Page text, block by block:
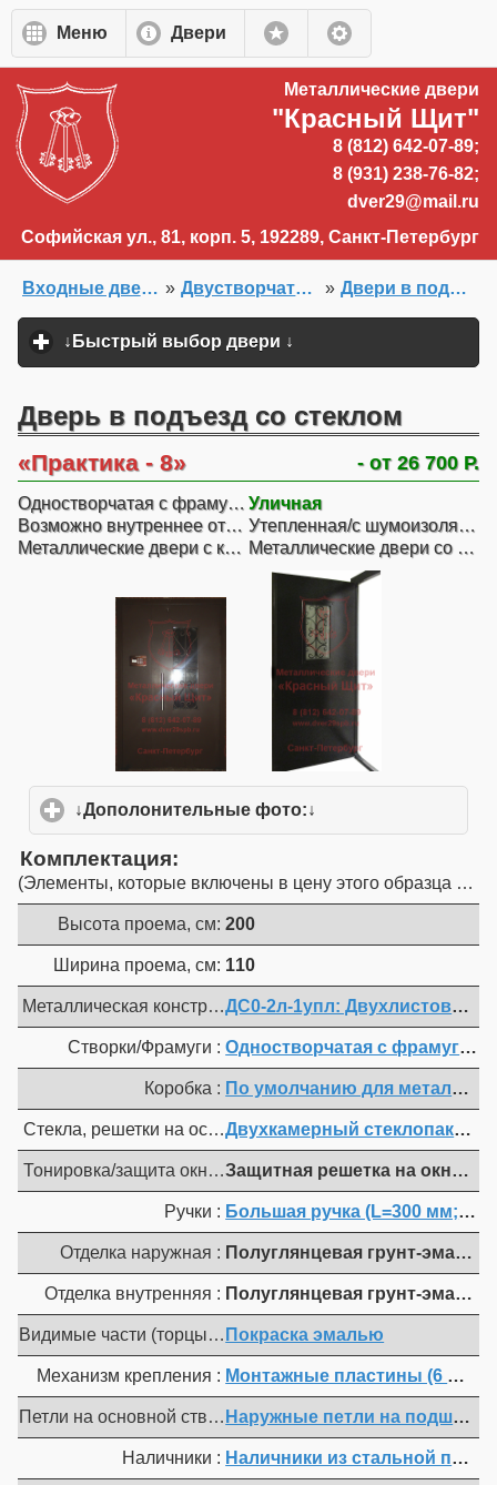
Перейти к основному содержанию
Меню
Двери
Металлические двери
"Красный Щит"
8 (812) 642-07-89;
8 (931) 238-76-82;
dver29@mail.ru
Софийская ул., 81, корп. 5, 192289, Санкт-Петербург
Двери в подъезд с домофоном
»
Двустворчатые распашные двери
»
Входные двери на заказ
↓Быстрый выбор двери ↓
Дверь в подъезд со стеклом
Практика - 8 - от 26 700 Р.
Одностворчатая с фрамугой сбоку Уличная
Возможно внутреннее открывание
Утепленная/с шумоизоляцией (1 контур)
Металлические двери с ковкой
Металлические двери со стеклом (стеклопакетом)
↓Дополонительные фото:↓
Комплектация
Элементы, которые включены в цену этого образца
Высота проема, см:200
Ширина проема, см: 110
Металлическая конструкция :ДС0-2л-1упл: Двухлистовая
Створки/Фрамуги :Одностворчатая с фрамугой
Коробка : По умолчанию для металл.
Стекла, решетки на осн. створке :Двухкамерный стеклопакет
Тонировка/защита окна на осн. створке :
Защитная решетка на окно
Ручки : Большая ручка (L=300 мм;
Отделка наружная : Полуглянцевая грунт-эмаль
Отделка внутренняя : Полуглянцевая грунт-эмаль
Видимые части (торцы полотна, коробка, мет.
Покраска эмалью
Механизм крепления : Монтажные пластины (6 шт.)
Петли на основной створке :Наружные петли на
Наличники : Наличники из стальной